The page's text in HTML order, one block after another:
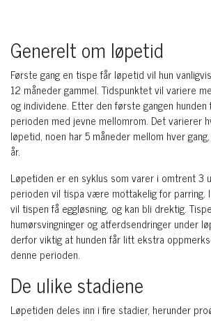
Generelt om løpetid
Første gang en tispe får løpetid vil hun
12 måneder gammel. Tidspunktet vil variere
og individene. Etter den første gangen
perioden med jevne mellomrom. Det varierer
løpetid, noen har 5 måneder mellom hver
år.
Løpetiden er en syklus som varer i omtrent 3
perioden vil tispa være mottakelig for parring.
vil tispen få eggløsning, og kan bli drektig.
humørsvingninger og atferdsendringer under
derfor viktig at hunden får litt ekstra
denne perioden.
De ulike stadiene
Løpetiden deles inn i fire stadier, herunder